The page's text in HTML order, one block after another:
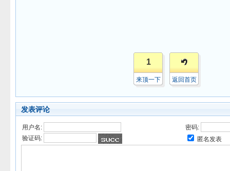
1
来顶一下 返回首页
发表评论
用户名:
密码:
验证码:
匿名发表